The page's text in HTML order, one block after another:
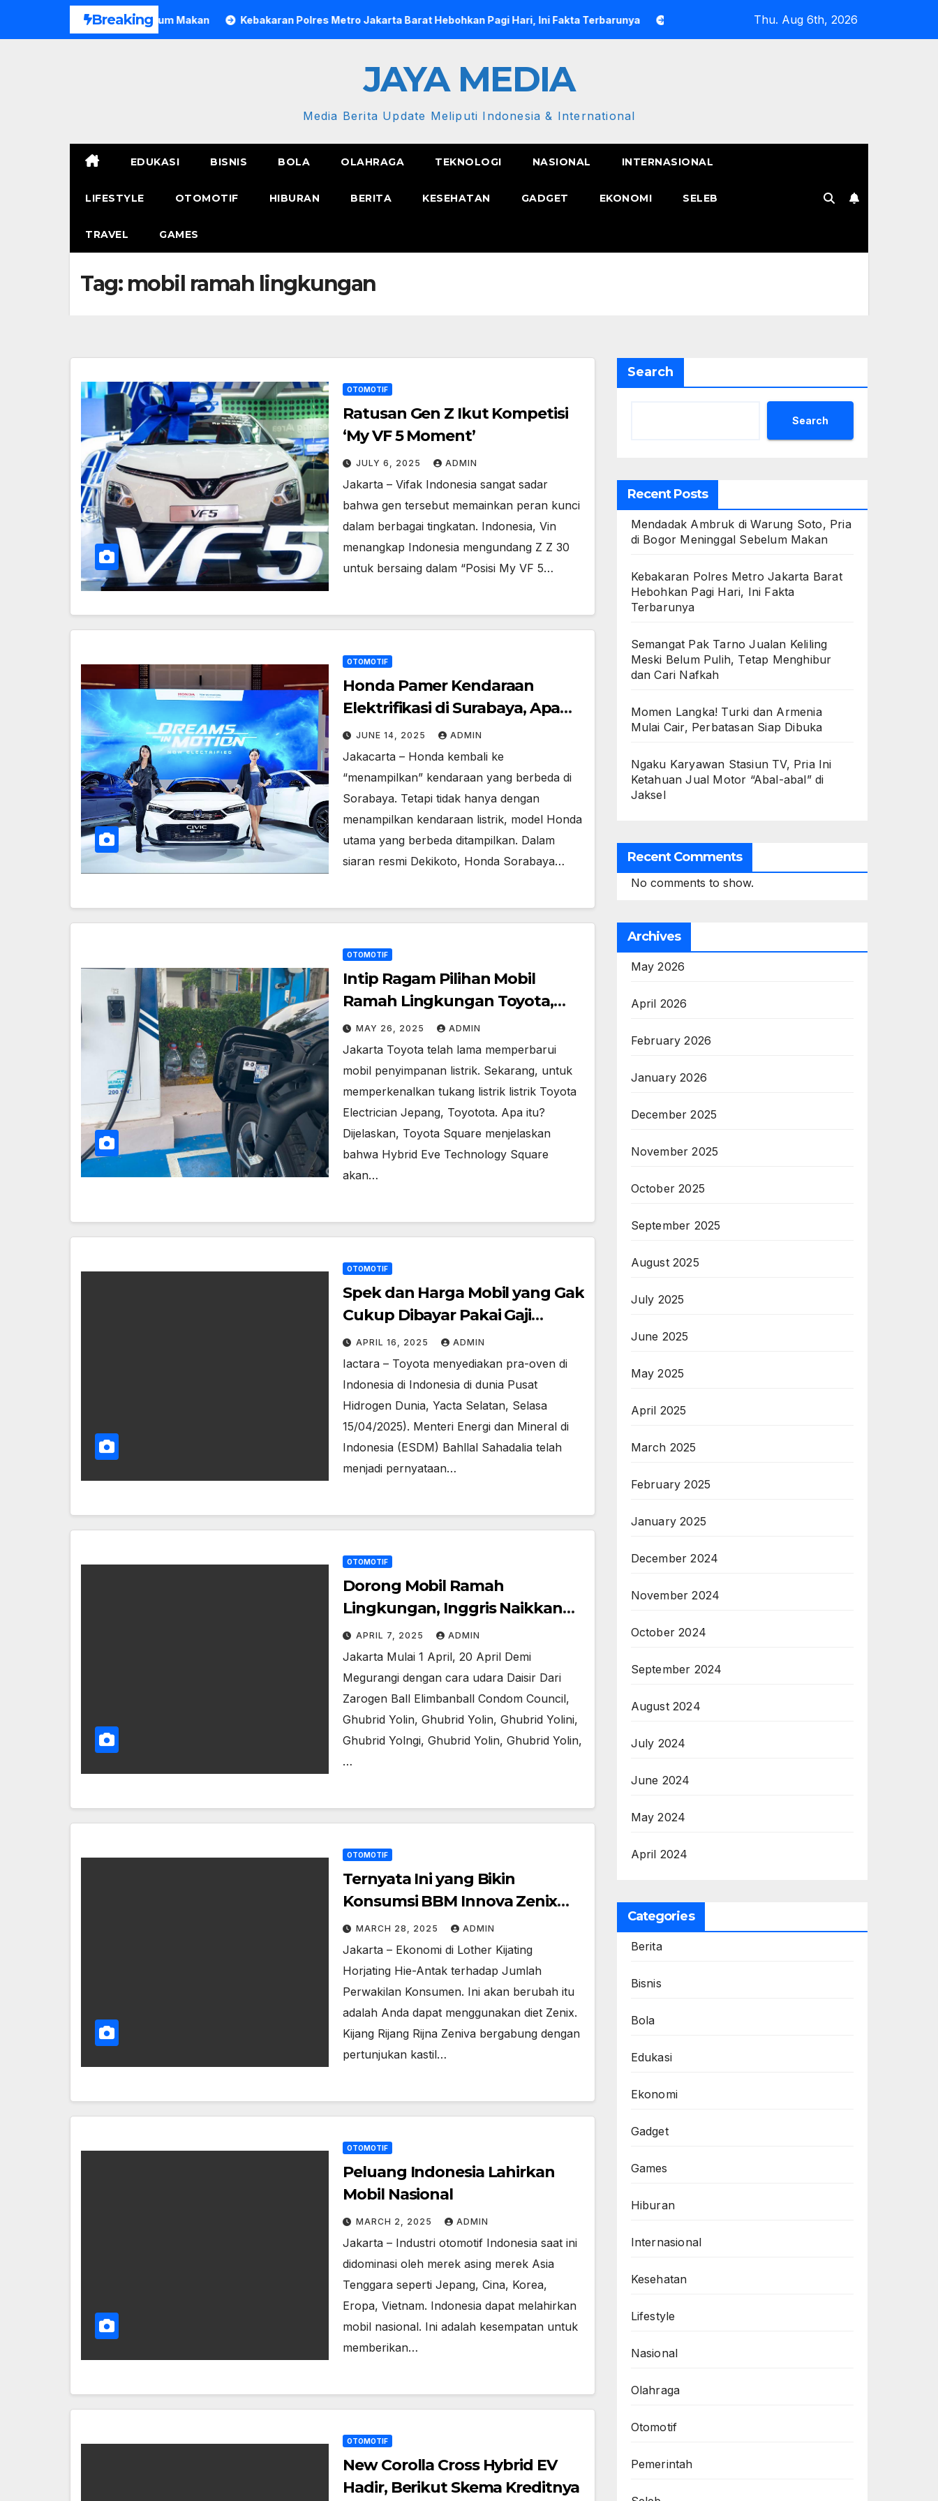
Breaking
Meninggal Sebelum Makan Kebakaran Polres Metro Jakarta Barat Hebohkan Pagi Hari, Ini Fakta Terbarunya Semangat Pak Tarno Jualan Keliling Meski Belum Pulih, Tetap
Thu. Aug 6th, 2026
JAYA MEDIA
Media Berita Update Meliputi Indonesia & International
EDUKASI BISNIS BOLA OLAHRAGA TEKNOLOGI NASIONAL INTERNASIONAL
LIFESTYLE OTOMOTIF HIBURAN BERITA KESEHATAN GADGET EKONOMI SELEB
TRAVEL GAMES
Tag: mobil ramah lingkungan
OTOMOTIF
Ratusan Gen Z Ikut Kompetisi
‘My VF 5 Moment’
JULY 6, 2025 ADMIN
Jakarta – Vifak Indonesia sangat sadar
bahwa gen tersebut memainkan peran kunci
dalam berbagai tingkatan. Indonesia, Vin
menangkap Indonesia mengundang Z Z 30
untuk bersaing dalam “Posisi My VF 5…
OTOMOTIF
Honda Pamer Kendaraan
Elektrifikasi di Surabaya, Apa
Tuh?
JUNE 14, 2025 ADMIN
Jakacarta – Honda kembali ke
“menampilkan” kendaraan yang berbeda di
Sorabaya. Tetapi tidak hanya dengan
menampilkan kendaraan listrik, model Honda
utama yang berbeda ditampilkan. Dalam
siaran resmi Dekikoto, Honda Sorabaya…
OTOMOTIF
Intip Ragam Pilihan Mobil
Ramah Lingkungan Toyota,
Datang ke Sini!
MAY 26, 2025 ADMIN
Jakarta Toyota telah lama memperbarui
mobil penyimpanan listrik. Sekarang, untuk
memperkenalkan tukang listrik listrik Toyota
Electrician Jepang, Toyotota. Apa itu?
Dijelaskan, Toyota Square menjelaskan
bahwa Hybrid Eve Technology Square
akan…
OTOMOTIF
Spek dan Harga Mobil yang Gak
Cukup Dibayar Pakai Gaji
Menteri ESDM Bahlil
APRIL 16, 2025 ADMIN
Iactara – Toyota menyediakan pra-oven di
Indonesia di Indonesia di dunia Pusat
Hidrogen Dunia, Yacta Selatan, Selasa
15/04/2025). Menteri Energi dan Mineral di
Indonesia (ESDM) Bahllal Sahadalia telah
menjadi pernyataan…
OTOMOTIF
Dorong Mobil Ramah
Lingkungan, Inggris Naikkan
Pajak Mobil ‘Penyumbang
Polusi’
APRIL 7, 2025 ADMIN
Jakarta Mulai 1 April, 20 April Demi
Megurangi dengan cara udara Daisir Dari
Zarogen Ball Elimbanball Condom Council,
Ghubrid Yolin, Ghubrid Yolin, Ghubrid Yolini,
Ghubrid Yolngi, Ghubrid Yolin, Ghubrid Yolin,
…
OTOMOTIF
Ternyata Ini yang Bikin
Konsumsi BBM Innova Zenix
Hybrid Bisa Irit
MARCH 28, 2025 ADMIN
Jakarta – Ekonomi di Lother Kijating
Horjating Hie-Antak terhadap Jumlah
Perwakilan Konsumen. Ini akan berubah itu
adalah Anda dapat menggunakan diet Zenix.
Kijang Rijang Rijna Zeniva bergabung dengan
pertunjukan kastil…
OTOMOTIF
Peluang Indonesia Lahirkan
Mobil Nasional
MARCH 2, 2025 ADMIN
Jakarta – Industri otomotif Indonesia saat ini
didominasi oleh merek asing merek Asia
Tenggara seperti Jepang, Cina, Korea,
Eropa, Vietnam. Indonesia dapat melahirkan
mobil nasional. Ini adalah kesempatan untuk
memberikan…
OTOMOTIF
New Corolla Cross Hybrid EV
Hadir, Berikut Skema Kreditnya
Search
Search
Recent Posts
Mendadak Ambruk di Warung Soto, Pria
di Bogor Meninggal Sebelum Makan
Kebakaran Polres Metro Jakarta Barat
Hebohkan Pagi Hari, Ini Fakta
Terbarunya
Semangat Pak Tarno Jualan Keliling
Meski Belum Pulih, Tetap Menghibur
dan Cari Nafkah
Momen Langka! Turki dan Armenia
Mulai Cair, Perbatasan Siap Dibuka
Ngaku Karyawan Stasiun TV, Pria Ini
Ketahuan Jual Motor “Abal-abal” di
Jaksel
Recent Comments
No comments to show.
Archives
May 2026
April 2026
February 2026
January 2026
December 2025
November 2025
October 2025
September 2025
August 2025
July 2025
June 2025
May 2025
April 2025
March 2025
February 2025
January 2025
December 2024
November 2024
October 2024
September 2024
August 2024
July 2024
June 2024
May 2024
April 2024
Categories
Berita
Bisnis
Bola
Edukasi
Ekonomi
Gadget
Games
Hiburan
Internasional
Kesehatan
Lifestyle
Nasional
Olahraga
Otomotif
Pemerintah